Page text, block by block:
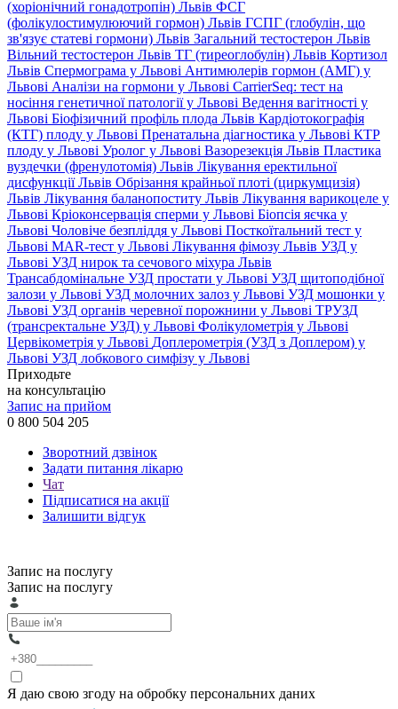
(хоріонічний гонадотропін) Львів ФСГ
(фолікулостимулюючий гормон) Львів ГСПГ (глобулін, що
зв'язує статеві гормони) Львів Загальний тестостерон Львів
Вільний тестостерон Львів ТГ (тиреоглобулін) Львів Кортизол
Львів Спермограма у Львові Антимюлерів гормон (АМГ) у
Львові Аналізи на гормони у Львові CarrierSeq: тест на
носіння генетичної патології у Львові Ведення вагітності у
Львові Біофізичний профіль плода Львів Кардіотокографія
(КТГ) плоду у Львові Пренатальна діагностика у Львові КТР
плоду у Львові Уролог у Львові Вазорезекція Львів Пластика
вуздечки (френулотомія) Львів Лікування еректильної
дисфункції Львів Обрізання крайньої плоті (циркумцизія)
Львів Лікування баланопоститу Львів Лікування варикоцеле у
Львові Кріоконсервація сперми у Львові Біопсія яєчка у
Львові Чоловіче безпліддя у Львові Посткоїтальний тест у
Львові MAR-тест у Львові Лікування фімозу Львів УЗД у
Львові УЗД нирок та сечового міхура Львів
Трансабдомінальне УЗД простати у Львові УЗД щитоподібної
залози у Львові УЗД молочних залоз у Львові УЗД мошонки у
Львові УЗД органів черевної порожнини у Львові ТРУЗД
(трансректальне УЗД) у Львові Фолікулометрія у Львові
Цервікометрія у Львові Доплерометрія (УЗД з Доплером) у
Львові УЗД лобкового симфізу у Львові
Приходьте
на консультацію
Запис на прийом
0 800 504 205
Зворотний дзвінок
Задати питання лікарю
Чат
Підписатися на акції
Залишити відгук
Запис на послугу
Запис на послугу
Я даю свою згоду на обробку персональних даних